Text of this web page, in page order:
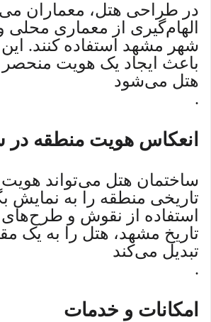
در طراحی هتل، معماران
الهام‌گیری از معماری
شهر مشهد استفاده کنند. این
باعث ایجاد یک هویت منحصر
هتل می‌شود
.
انعکاس هویت منطقه در
ساختمان هتل می‌تواند
تاریخی منطقه را به نمایش
استفاده از نقوش و طرح‌های
تاریخ مشهد، هتل را به یک
تبدیل می‌کند
.
امکانات و خدمات